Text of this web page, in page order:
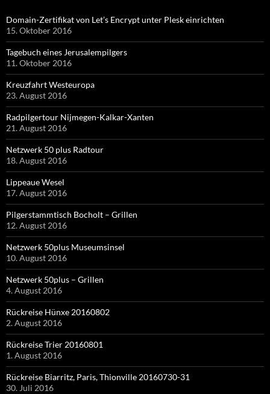
Domain-Zertifikat von Let’s Encrypt unter Plesk einrichten
15. Oktober 2016
Tagebuch eines Jerusalempilgers
11. Oktober 2016
Kreuzfahrt Westeuropa
23. August 2016
Radpilgertour Nijmegen-Kalkar-Xanten
21. August 2016
Netzwerk 50 plus Radtour
18. August 2016
Lippeaue Wesel
17. August 2016
Pilgerstammtisch Bocholt – Grillen
12. August 2016
Netzwerk 50plus Museumsinsel
10. August 2016
Netzwerk 50plus – Grillen
4. August 2016
Rückreise Hünxe 20160802
2. August 2016
Rückreise Trier 20160801
1. August 2016
Rückreise Biarritz, Paris, Thionville 20160730-31
30. Juli 2016